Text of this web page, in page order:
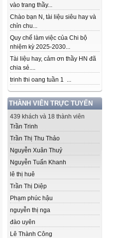
vào trang thầy...
Chào bạn N, tài liệu siêu hay và
chỉn chu...
Quy chế làm việc của Chi bộ
nhiệm kỳ 2025-2030...
Tài liệu hay, cảm ơn thầy HN đã
chia sẻ....
trinh thi oang tuần 1 ...
THÀNH VIÊN TRỰC TUYẾN
439 khách và 18 thành viên
Trần Trinh
Trần Thị Thu Thảo
Nguyễn Xuân Thuỷ
Nguyễn Tuấn Khanh
lê thị huê
Trần Thị Diệp
Phạm phúc hậu
nguyễn thị nga
đào uyên
Lê Thành Công